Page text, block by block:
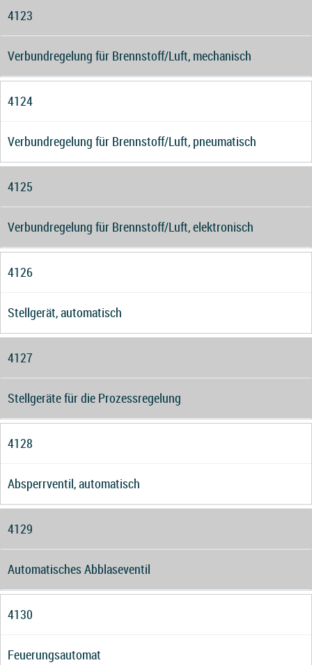
4123
Verbundregelung für Brennstoff/Luft, mechanisch
4124
Verbundregelung für Brennstoff/Luft, pneumatisch
4125
Verbundregelung für Brennstoff/Luft, elektronisch
4126
Stellgerät, automatisch
4127
Stellgeräte für die Prozessregelung
4128
Absperrventil, automatisch
4129
Automatisches Abblaseventil
4130
Feuerungsautomat